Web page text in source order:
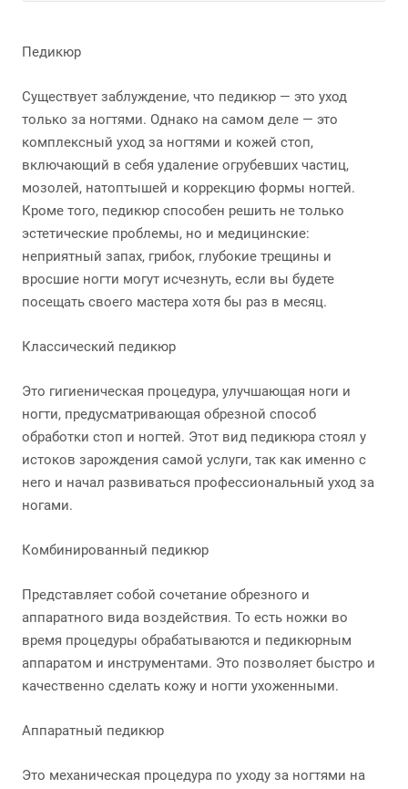
Педикюр
Существует заблуждение, что педикюр — это уход
только за ногтями. Однако на самом деле — это
комплексный уход за ногтями и кожей стоп,
включающий в себя удаление огрубевших частиц,
мозолей, натоптышей и коррекцию формы ногтей.
Кроме того, педикюр способен решить не только
эстетические проблемы, но и медицинские:
неприятный запах, грибок, глубокие трещины и
вросшие ногти могут исчезнуть, если вы будете
посещать своего мастера хотя бы раз в месяц.
Классический педикюр
Это гигиеническая процедура, улучшающая ноги и
ногти, предусматривающая обрезной способ
обработки стоп и ногтей. Этот вид педикюра стоял у
истоков зарождения самой услуги, так как именно с
него и начал развиваться профессиональный уход за
ногами.
Комбинированный педикюр
Представляет собой сочетание обрезного и
аппаратного вида воздействия. То есть ножки во
время процедуры обрабатываются и педикюрным
аппаратом и инструментами. Это позволяет быстро и
качественно сделать кожу и ногти ухоженными.
Аппаратный педикюр
Это механическая процедура по уходу за ногтями на